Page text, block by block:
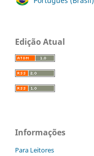
Edição Atual
Informações
Para Leitores